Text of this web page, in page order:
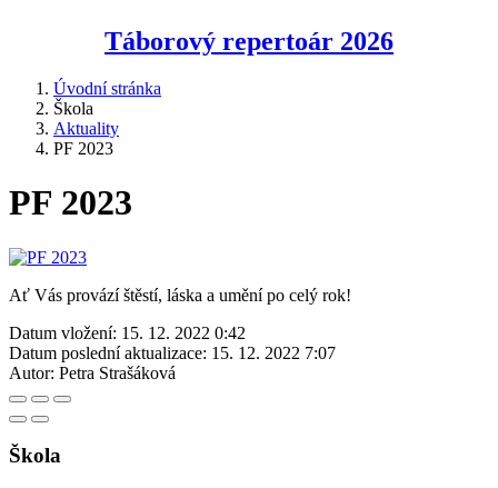
Táborový repertoár 2026
Úvodní stránka
Škola
Aktuality
PF 2023
PF 2023
Ať Vás provází štěstí, láska a umění po celý rok!
Datum vložení: 15. 12. 2022 0:42
Datum poslední aktualizace: 15. 12. 2022 7:07
Autor: Petra Strašáková
Škola